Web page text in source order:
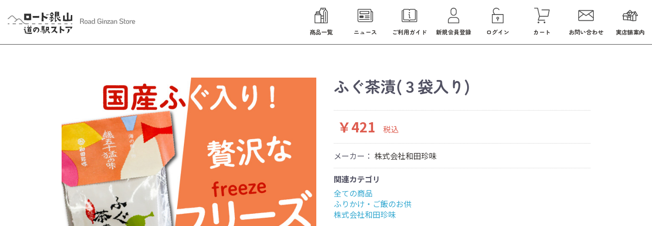
商品一覧 ニュース ご利用ガイド 新規会員登録 ログイン カート お問い合わせ 実店舗案内
ふぐ茶漬(３袋入り)
￥421 税込
メーカー： 株式会社和田珍味
関連カテゴリ
全ての商品
ふりかけ・ご飯のお供
株式会社和田珍味